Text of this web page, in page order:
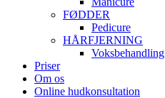
FØDDER
Pedicure
HÅRFJERNING
Voksbehandling
Priser
Om os
Online hudkonsultation